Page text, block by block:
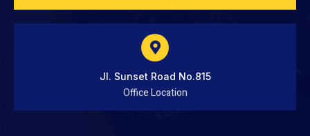
Jl. Sunset Road No.815
Office Location